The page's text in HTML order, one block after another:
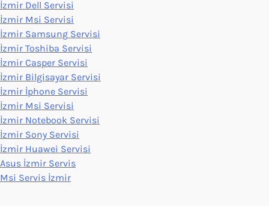
İzmir Dell Servisi
İzmir Msi Servisi
İzmir Samsung Servisi
İzmir Toshiba Servisi
İzmir Casper Servisi
İzmir Bilgisayar Servisi
İzmir İphone Servisi
İzmir Msi Servisi
İzmir Notebook Servisi
İzmir Sony Servisi
İzmir Huawei Servisi
Asus İzmir Servis
Msi Servis İzmir